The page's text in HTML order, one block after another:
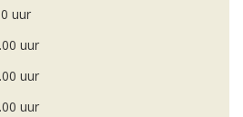
uur
uur
uur
uur